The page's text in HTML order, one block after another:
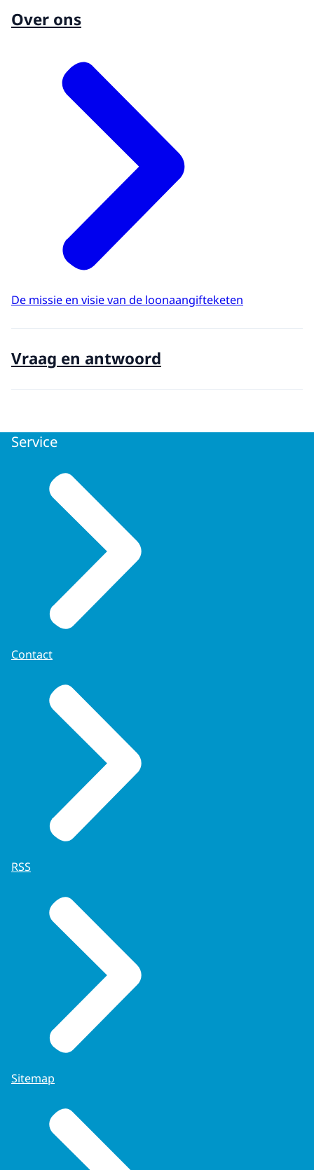
Over ons
De missie en visie van de loonaangifteketen
Vraag en antwoord
Service
Contact
RSS
Sitemap